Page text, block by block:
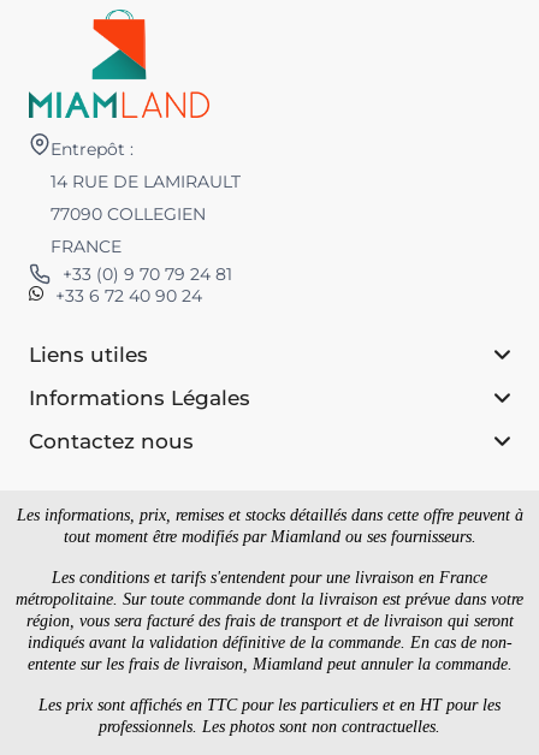
Entrepôt :
14 RUE DE LAMIRAULT
77090 COLLEGIEN
FRANCE
+33 (0) 9 70 79 24 81
+33 6 72 40 90 24
Liens utiles
Informations Légales
Contactez nous
Les informations, prix, remises et stocks détaillés dans cette offre peuvent à
tout moment être modifiés par Miamland ou ses fournisseurs.
Les conditions et tarifs s'entendent pour une livraison en France
métropolitaine. Sur toute commande dont la livraison est prévue dans votre
région, vous sera facturé des frais de transport et de livraison qui seront
indiqués avant la validation définitive de la commande. En cas de non-
entente sur les frais de livraison, Miamland peut annuler la commande.
Les prix sont affichés en TTC pour les particuliers et en HT pour les
professionnels. Les photos sont non contractuelles.